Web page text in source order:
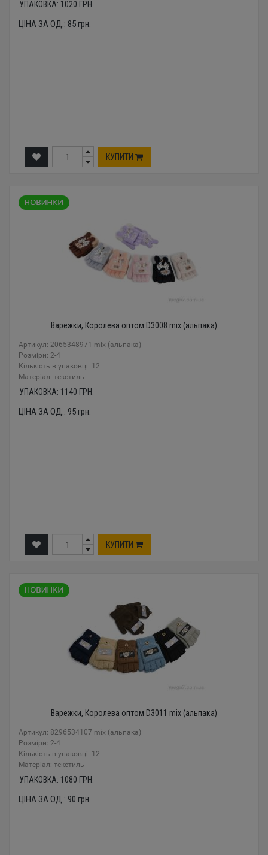
УПАКОВКА: 1020 ГРН.
ЦІНА ЗА ОД.: 85грн.
КУПИТИ
Варежки, Королева оптом D3008 mix (альпака)
Артикул: 2065348971 mix (альпака)
Розміри: 2-4
Кількість в упаковці: 12
Mатеріал: текстиль
УПАКОВКА: 1140 ГРН.
ЦІНА ЗА ОД.: 95грн.
КУПИТИ
Варежки, Королева оптом D3011 mix (альпака)
Артикул: 8296534107 mix (альпака)
Розміри: 2-4
Кількість в упаковці: 12
Mатеріал: текстиль
УПАКОВКА: 1080 ГРН.
ЦІНА ЗА ОД.: 90 грн.